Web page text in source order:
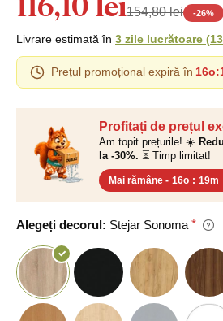
Profitați de prețul
Am topit prețurile! ☀️
la -30%. ⏳ Timp limitat!
Mai rămâne - 16o : 19m
Alegeți decorul: Stejar Sonoma
154,80 lei -26%
Livrare estimată în 3 zile lucrătoare (
Prețul promoțional expiră în 16o: